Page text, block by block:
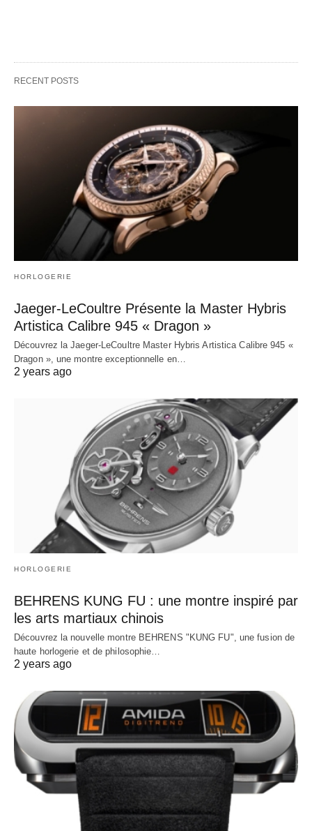
RECENT POSTS
HORLOGERIE
Jaeger-LeCoultre Présente la Master Hybris
Artistica Calibre 945 « Dragon »
Découvrez la Jaeger-LeCoultre Master Hybris Artistica Calibre 945 «
Dragon », une montre exceptionnelle en…
2 years ago
HORLOGERIE
BEHRENS KUNG FU : une montre inspiré par
les arts martiaux chinois
Découvrez la nouvelle montre BEHRENS "KUNG FU", une fusion de
haute horlogerie et de philosophie…
2 years ago